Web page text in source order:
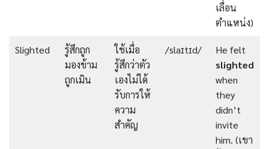
เลื่อน
ตำแหน่ง)
Slighted
รู้สึกถูก
มองข้าม
ถูกเมิน
ใช้เมื่อ
รู้สึกว่าตัว
เองไม่ได้
รับการให้
ความ
สำคัญ
/slaɪtɪd/
He felt
slighted
when
they
didn’t
invite
him. (เขา